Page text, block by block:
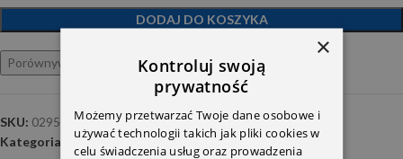
DODAJ DO KOSZYKA
Porównywarka Ulubione
SKU: 0295455528
Kategoria:
Eelktryka-inne
×
Kontroluj swoją
prywatność
Możemy przetwarzać Twoje dane osobowe i
używać technologii takich jak pliki cookies w
celu świadczenia usług oraz prowadzenia